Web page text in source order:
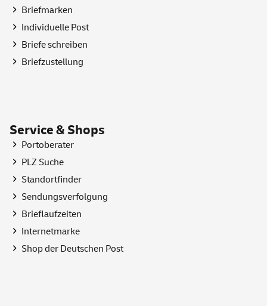
Briefmarken
Individuelle Post
Briefe schreiben
Briefzustellung
Service & Shops
Portoberater
PLZ Suche
Standortfinder
Sendungsverfolgung
Brieflaufzeiten
Internetmarke
Shopder Deutschen Post